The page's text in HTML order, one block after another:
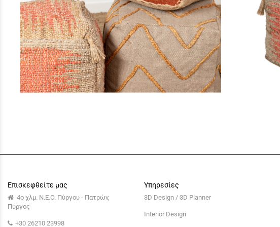
Επισκεφθείτε μας
4ο χλμ. Ν.Ε.Ο. Πύργου - Πατρών,
Πύργος
+30 26210 23998
Υπηρεσίες
3D Design / 3D Planner
Interior Design